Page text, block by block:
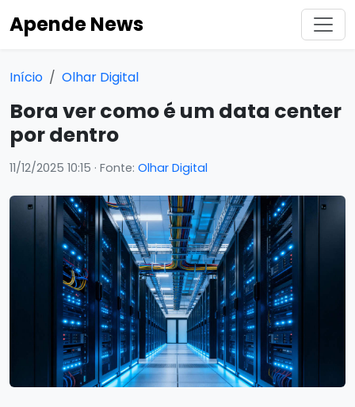
Apende News
Início Olhar Digital
Bora ver como é um data center
por dentro
11/12/2025 10:15 · Fonte: Olhar Digital